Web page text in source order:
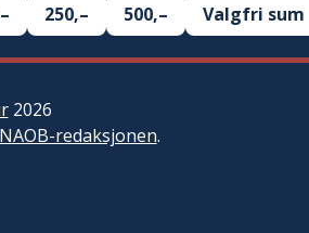
250,– 500,– Valgfri sum
2026
redaksjonen.